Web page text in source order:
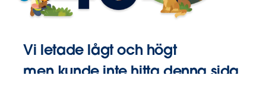
Vi letade lågt och högt
men kunde inte hitta denna sida.